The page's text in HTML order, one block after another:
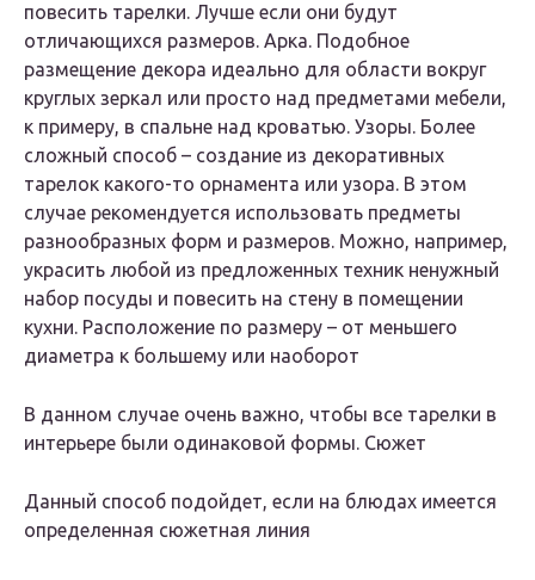
повесить тарелки. Лучше если они будут
отличающихся размеров. Арка. Подобное
размещение декора идеально для области вокруг
круглых зеркал или просто над предметами мебели,
к примеру, в спальне над кроватью. Узоры. Более
сложный способ – создание из декоративных
тарелок какого-то орнамента или узора. В этом
случае рекомендуется использовать предметы
разнообразных форм и размеров. Можно, например,
украсить любой из предложенных техник ненужный
набор посуды и повесить на стену в помещении
кухни. Расположение по размеру – от меньшего
диаметра к большему или наоборот
В данном случае очень важно, чтобы все тарелки в
интерьере были одинаковой формы. Сюжет
Данный способ подойдет, если на блюдах имеется
определенная сюжетная линия